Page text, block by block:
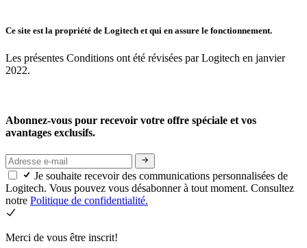
Ce site est la propriété de Logitech et qui en assure le fonctionnement.
Les présentes Conditions ont été révisées par Logitech en janvier
2022.
Abonnez-vous pour recevoir votre offre spéciale et vos
avantages exclusifs.
Je souhaite recevoir des communications personnalisées de
Logitech. Vous pouvez vous désabonner à tout moment. Consultez
notre Politique de confidentialité.
Merci de vous être inscrit!